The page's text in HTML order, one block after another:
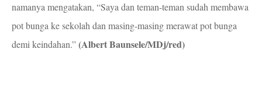
namanya mengatakan, “Saya dan teman-teman sudah membawa
pot bunga ke sekolah dan masing-masing merawat pot bunga
demi keindahan.”(Albert Baunsele/MDj/red)